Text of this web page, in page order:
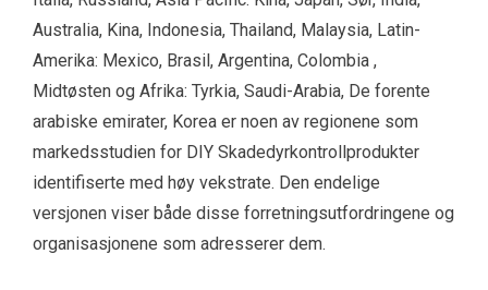
Australia, Kina, Indonesia, Thailand, Malaysia, Latin-
Amerika: Mexico, Brasil, Argentina, Colombia ,
Midtøsten og Afrika: Tyrkia, Saudi-Arabia, De forente
arabiske emirater, Korea er noen av regionene som
markedsstudien for DIY Skadedyrkontrollprodukter
identifiserte med høy vekstrate. Den endelige
versjonen viser både disse forretningsutfordringene og
organisasjonene som adresserer dem.